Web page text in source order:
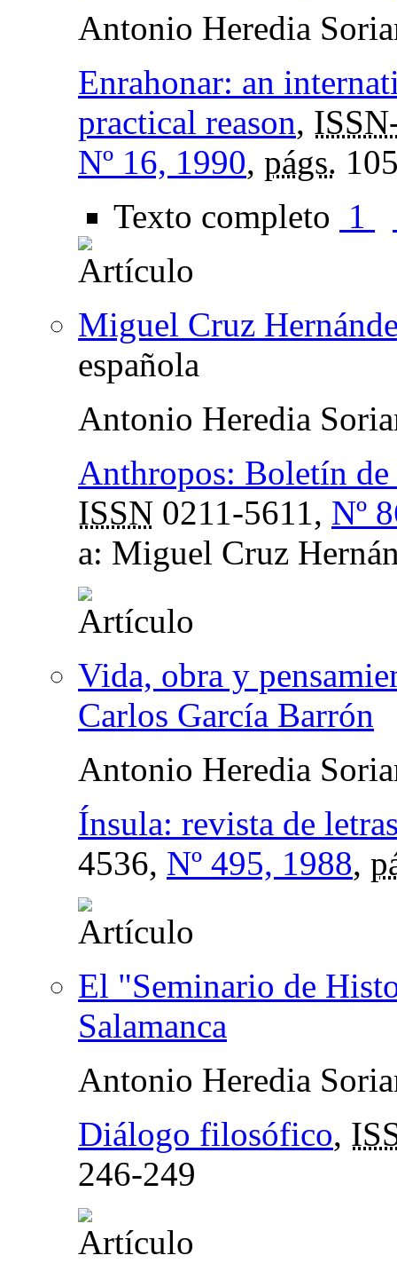
Antonio Heredia
Enrahonar: an
practical reason,
Nº 16, 1990, págs.
Texto completo 1
Miguel Cruz
española
Antonio Heredia
Anthropos: Boletín
ISSN 0211-5611, Nº
a: Miguel Cruz
Vida, obra y
Carlos García Barrón
Antonio Heredia
Ínsula: revista de
4536, Nº 495, 1988,
El "Seminario de
Salamanca
Antonio Heredia
Diálogo filosófico,
246-249